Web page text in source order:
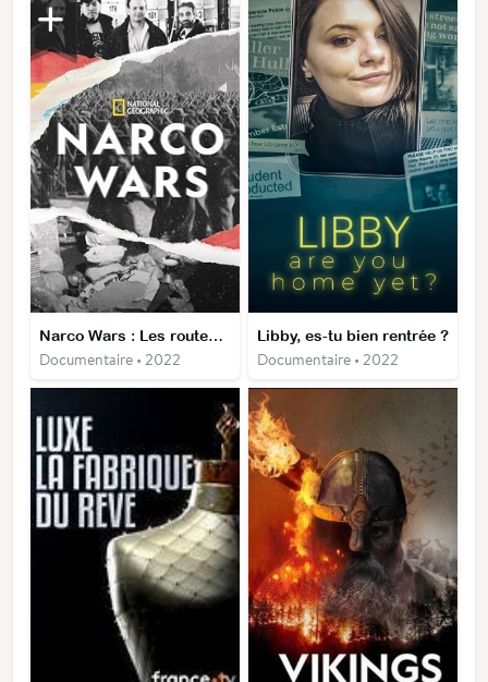
Narco Wars : Les routes de l'opium
Documentaire • 2022
Libby, es-tu bien rentrée ?
Documentaire • 2022